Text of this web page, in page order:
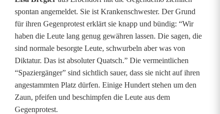
i
e
r
t
g
e
spontan angemeldet. Sie ist Krankenschwester. Der Grund
für ihren Gegenprotest erklärt sie knapp und bündig: “Wir
haben die Leute lang genug gewähren lassen. Die sagen, die
sind normale besorgte Leute, schwurbeln aber was von
Diktatur. Das ist absoluter Quatsch.” Die vermeintlichen
“Spaziergänger” sind sichtlich sauer, dass sie nicht auf ihren
angestammten Platz dürfen. Einige Hundert stehen um den
Zaun, pfeifen und beschimpfen die Leute aus dem
Gegenprotest.